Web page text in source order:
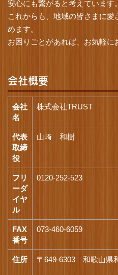
安心にも繋がると考えています。
これからも、地域の皆さまに
めます。
お困りごとがあれば、お気軽に
会社概要
会社
名
株式会社TRUST
代表
取締
役
山﨑 和樹
フリ
ーダ
イヤ
ル
0120-252-523
FAX
番号
073-460-6059
住所 〒649-6303 和歌山県